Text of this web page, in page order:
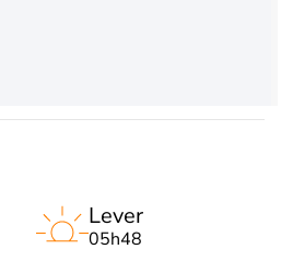
Lever
05h48